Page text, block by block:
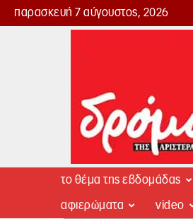
παρασκευή 7 αύγουστος, 2026
Δρόμος
το θέμα της εβδομάδας
αφιερώματα video